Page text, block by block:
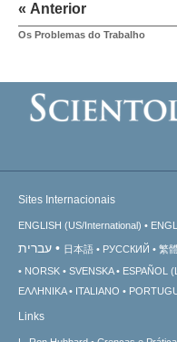
« Anterior
Os Problemas do Trabalho
Sites Internacionais
ENGLISH (US/International)
עברית 日本語 РУССКИЙ 繁
NORSK
SVENSKA ESPAÑOL
ΕΛΛΗΝΙΚA
ITALIANO
Links